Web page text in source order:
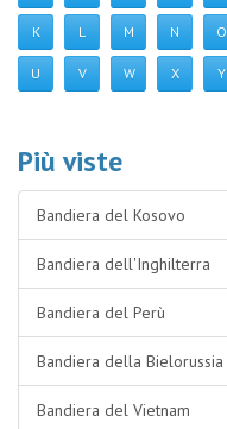
K L M N O
U V W X Y
Più viste
Bandiera del Kosovo
Bandiera dell'Inghilterra
Bandiera del Perù
Bandiera della Bielorussia
Bandiera del Vietnam